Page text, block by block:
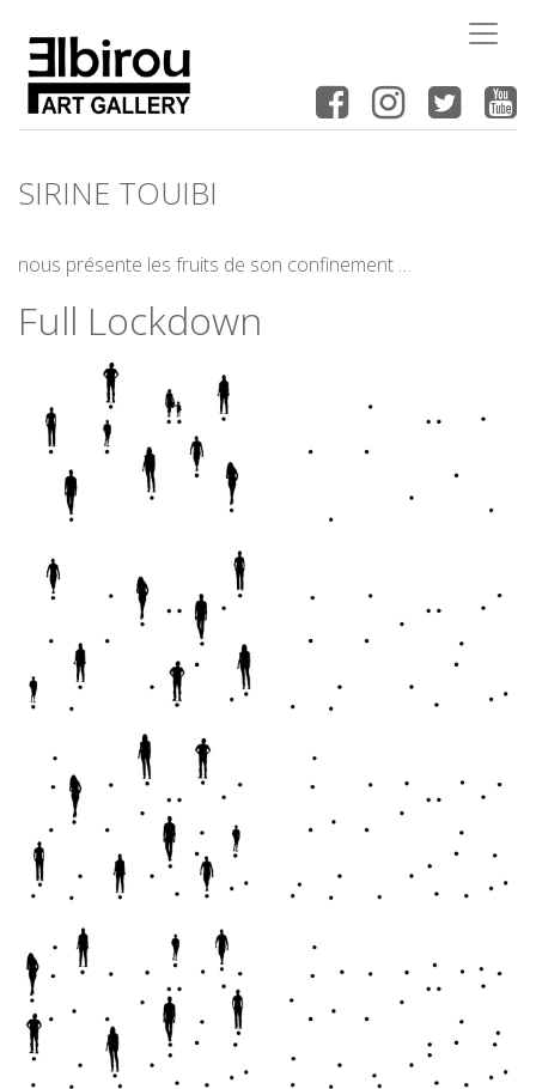
SIRINE TOUIBI
nous présente les fruits de son confinement …
Full Lockdown